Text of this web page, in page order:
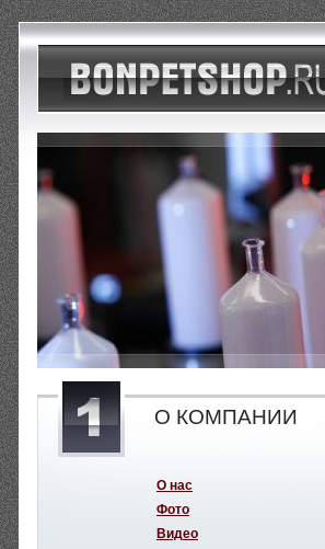
О КОМПАНИИ
О нас
Фото
Видео